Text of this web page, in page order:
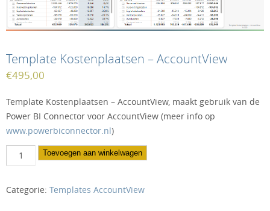
Template Kostenplaatsen – AccountView
€495,00
Template Kostenplaatsen – AccountView, maakt gebruik van de
Power BI Connector voor AccountView (meer info op
www.powerbiconnector.nl)
Template
Kostenplaatsen
AccountView
Toevoegen aan winkelwagen
Categorie: Templates AccountView